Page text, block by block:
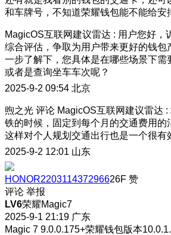
和车牌号，不知道荣耀钱包能不能给安
MagicOS互联网建议雷达 : 用户您好，
综合评估，争取为用户带来更好的钱包
一步了解下，您具体是在哪些场景下需
或者是查询坐车车次呢？
2025-9-2 09:54 北京
煦之光 评论 MagicOS互联网建议雷达 :
铁的时候，固定到每个月的交通费用的
这样对个人规划交通出行也是一个很有
2025-9-2 12:01 山东
HONOR220311437296626F 赞
评论 举报
LV6荣耀Magic7
2025-9-1 21:19 广东
Magic 7 9.0.0.175+荣耀钱包版本